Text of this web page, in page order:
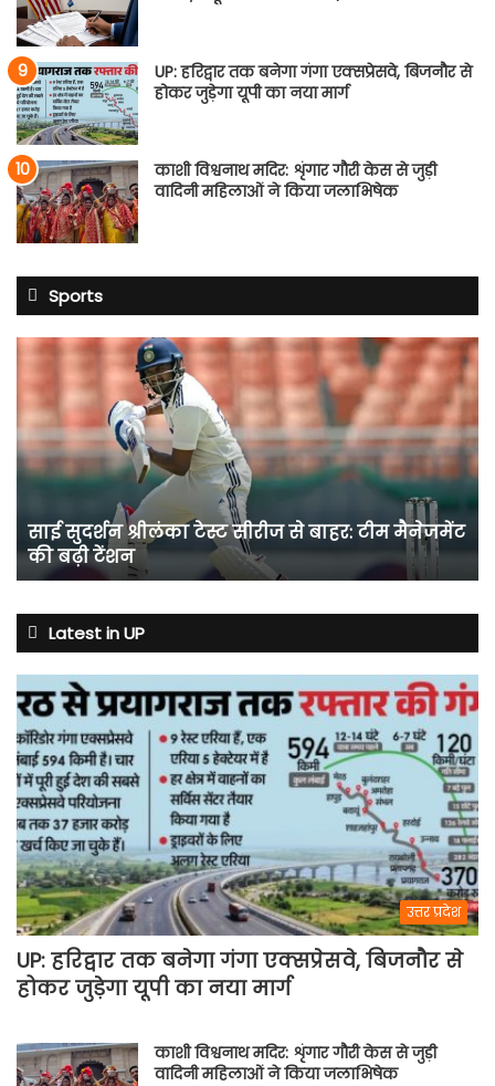
UP: हरिद्वार तक बनेगा गंगा एक्सप्रेसवे, बिजनौर से
होकर जुड़ेगा यूपी का नया मार्ग
काशी विश्वनाथ मदिर: शृंगार गौरी केस से जुड़ी
वादिनी महिलाओं ने किया जलाभिषेक
Sports
साई
श्रीलंका
टेस्ट
सीरीज
से
मैनेजमेंट
की
बढ़ी
साई सुदर्शन श्रीलंका टेस्ट सीरीज से बाहर: टीम मैनेजमेंट
की बढ़ी टेंशन
Latest in UP
उत्तर प्रदेश
UP: हरिद्वार तक बनेगा गंगा एक्सप्रेसवे, बिजनौर से
होकर जुड़ेगा यूपी का नया मार्ग
काशी विश्वनाथ मदिर: शृंगार गौरी केस से जुड़ी
वादिनी महिलाओं ने किया जलाभिषेक